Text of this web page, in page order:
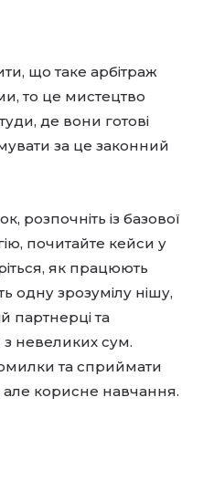
що таке арбітраж
то це мистецтво
де вони готові
за це законний
із базової
почитайте кейси у
як працюють
одну зрозумілу нішу,
партнерці та
невеликих сум.
та сприймати
але корисне навчання.